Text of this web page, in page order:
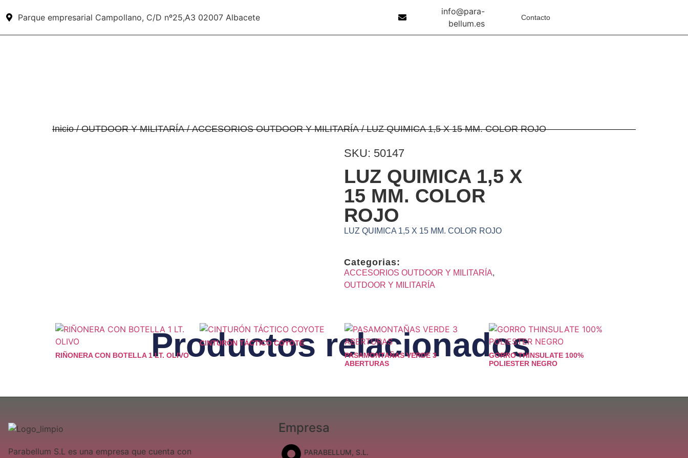
Parque empresarial Campollano, C/D nº25,A3 02007 Albacete
info@para-
bellum.es
Contacto
Inicio/OUTDOOR Y MILITARÍA/ACCESORIOS OUTDOOR Y MILITARÍA/ LUZ QUIMICA 1,5 X 15 MM. COLOR ROJO
SKU: 50147
LUZ QUIMICA 1,5 X
15 MM. COLOR
ROJO
LUZ QUIMICA 1,5 X 15 MM. COLOR ROJO
Categorias:
ACCESORIOS OUTDOOR Y MILITARÍA,
OUTDOOR Y MILITARÍA
Productos relacionados
RIÑONERA CON BOTELLA 1 LT. OLIVO
CINTURÓN TÁCTICO COYOTE
PASAMONTAÑAS VERDE 3
ABERTURAS
GORRO THINSULATE 100%
POLIESTER NEGRO
Parabellum S.L es una empresa que cuenta con
Empresa
PARABELLUM, S.L.